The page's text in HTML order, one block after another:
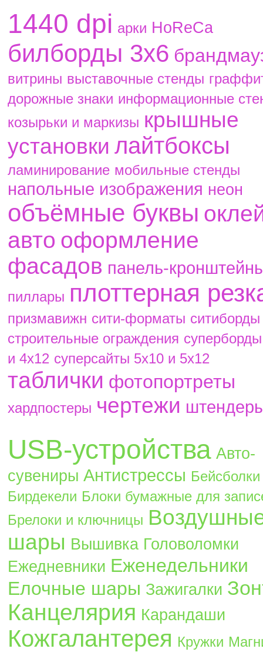
1440 dpi aрки HoReCa
билборды 3х6
витрины выставочные стенды
дорожные знаки информационные
козырьки и маркизы крышные
установки лайтбоксы
ламинирование мобильные стенды
напольные изображения неон
объёмные буквы
авто оформление
фасадов панель-
пиллары плоттерная
призмавижн сити-форматы ситиборды
строительные ограждения
и 4х12 суперсайты 5х10 и 5х12
таблички фотопортреты
хардпостеры чертежи
USB-устройства Авто-
сувениры Антистрессы Бейсболки
Бирдекели Блоки бумажные для
Брелоки и ключницы
шары Вышивка Головоломки
Ежедневники Еженедельники
Елочные шары Зажигалки
Канцелярия Карандаши
Кожгалантерея Кружки